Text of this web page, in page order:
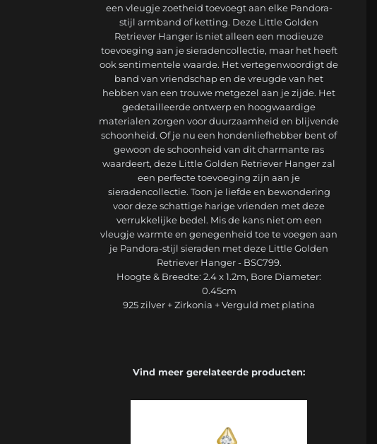
een vleugje zoetheid toevoegt aan elke Pandora-
stijl armband of ketting. Deze Little Golden
Retriever Hanger is niet alleen een modieuze
toevoeging aan je sieradencollectie, maar het heeft
ook sentimentele waarde. Het vertegenwoordigt de
band van vriendschap en de vreugde van het
hebben van een trouwe metgezel aan je zijde. Het
gedetailleerde ontwerp en hoogwaardige
materialen zorgen voor duurzaamheid en blijvende
schoonheid. Of je nu een hondenliefhebber bent of
gewoon de schoonheid van dit charmante ras
waardeert, deze Little Golden Retriever Hanger zal
een perfecte toevoeging zijn aan je
sieradencollectie. Toon je liefde en bewondering
voor deze schattige harige vrienden met deze
verrukkelijke bedel. Mis de kans niet om een
vleugje warmte en genegenheid toe te voegen aan
je Pandora-stijl sieraden met deze Little Golden
Retriever Hanger - BSC799.
Hoogte & Breedte: 2.4 x 1.2m, Bore Diameter:
0.45cm
925 zilver + Zirkonia + Verguld met platina
Vind meer gerelateerde producten: